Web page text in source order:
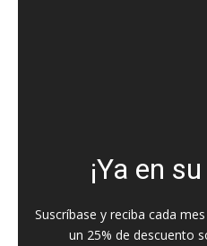
¡Ya en
Suscríbase y reciba cada
un 25% de descuento